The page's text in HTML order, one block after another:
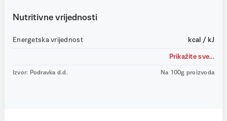
Nutritivne vrijednosti
Energetska vrijednost kcal / kJ
Prikažite sve...
Izvor: Podravka d.d. Na 100g proizvoda